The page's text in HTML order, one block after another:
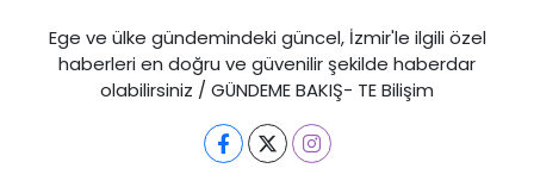
Ege ve ülke gündemindeki güncel, İzmir'le ilgili özel
haberleri en doğru ve güvenilir şekilde haberdar
olabilirsiniz / GÜNDEME BAKIŞ- TE Bilişim